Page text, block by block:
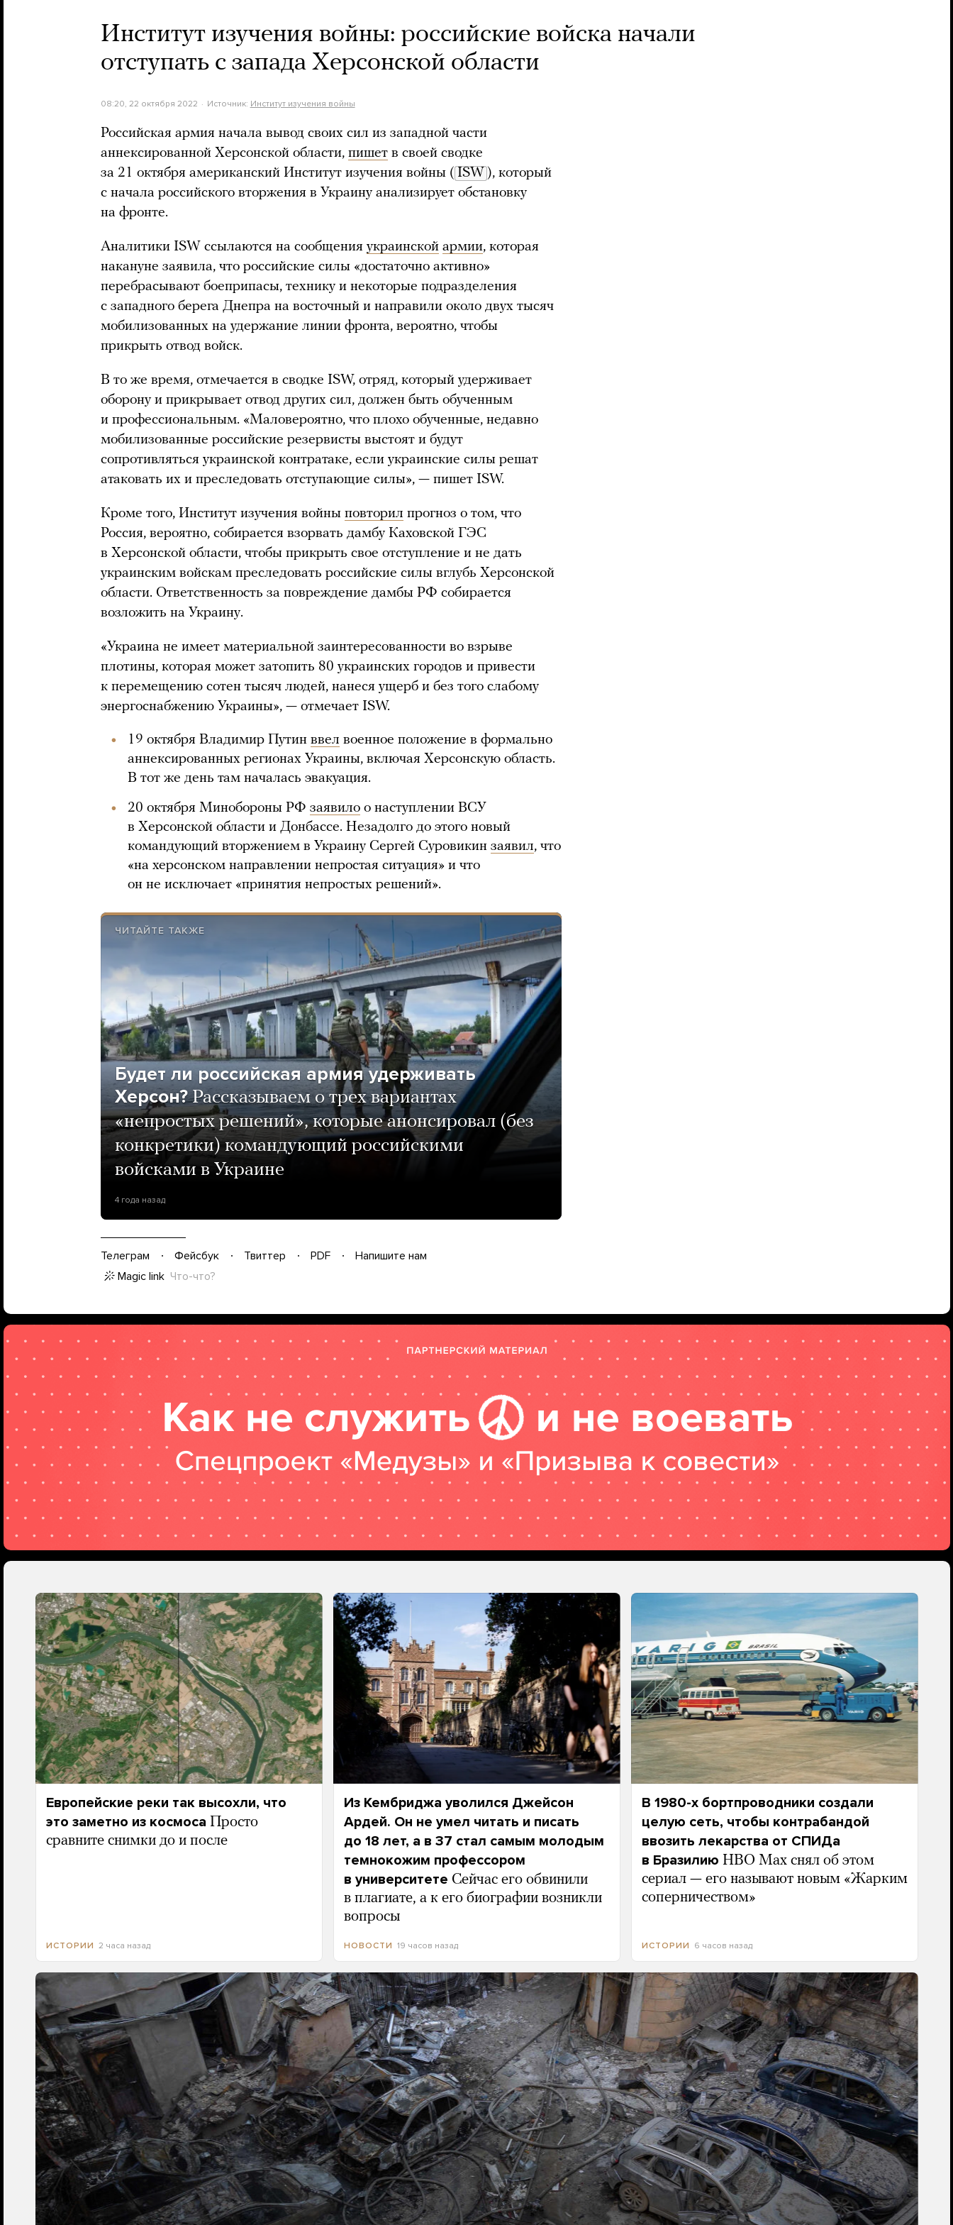
Институт изучения войны: российские войска начали
отступать с запада Херсонской области
08:20, 22 октября 2022 Источник: Институт изучения войны
Российская армия начала вывод своих сил из западной части
аннексированной Херсонской области, пишет в своей сводке
за 21 октября американский Институт изучения войны ( ISW ), который
с начала российского вторжения в Украину анализирует обстановку
на фронте.
Аналитики ISW ссылаются на сообщения украинской армии, которая
накануне заявила, что российские силы «достаточно активно»
перебрасывают боеприпасы, технику и некоторые подразделения
с западного берега Днепра на восточный и направили около двух тысяч
мобилизованных на удержание линии фронта, вероятно, чтобы
прикрыть отвод войск.
В то же время, отмечается в сводке ISW, отряд, который удерживает
оборону и прикрывает отвод других сил, должен быть обученным
и профессиональным. «Маловероятно, что плохо обученные, недавно
мобилизованные российские резервисты выстоят и будут
сопротивляться украинской контратаке, если украинские силы решат
атаковать их и преследовать отступающие силы», — пишет ISW.
Кроме того, Институт изучения войны повторил прогноз о том, что
Россия, вероятно, собирается взорвать дамбу Каховской ГЭС
в Херсонской области, чтобы прикрыть свое отступление и не дать
украинским войскам преследовать российские силы вглубь Херсонской
области. Ответственность за повреждение дамбы РФ собирается
возложить на Украину.
«Украина не имеет материальной заинтересованности во взрыве
плотины, которая может затопить 80 украинских городов и привести
к перемещению сотен тысяч людей, нанеся ущерб и без того слабому
энергоснабжению Украины», — отмечает ISW.
19 октября Владимир Путин ввел военное положение в формально
аннексированных регионах Украины, включая Херсонскую область.
В тот же день там началась эвакуация.
20 октября Минобороны РФ заявило о наступлении ВСУ
в Херсонской области и Донбассе. Незадолго до этого новый
командующий вторжением в Украину Сергей Суровикин заявил, что
«на херсонском направлении непростая ситуация» и что
он не исключает «принятия непростых решений».
ЧИТАЙТЕ ТАКЖЕ
Будет ли российская армия удерживать
Херсон? Рассказываем о трех вариантах
«непростых решений», которые анонсировал (без
конкретики) командующий российскими
войсками в Украине
4 года назад
Телеграм Фейсбук Твиттер PDF
Напишите нам
Magic link Что-что?
Европейские реки так высохли, что
это заметно из космоса Просто
сравните снимки до и после
ИСТОРИИ 2 часа назад
Из Кембриджа уволился Джейсон
Ардей. Он не умел читать и писать
до 18 лет, а в 37 стал самым молодым
темнокожим профессором
в университете Сейчас его обвинили
в плагиате, а к его биографии возникли
вопросы
НОВОСТИ 19 часов назад
В 1980-х бортпроводники создали
целую сеть, чтобы контрабандой
ввозить лекарства от СПИДа
в Бразилию HBO Max снял об этом
сериал — его называют новым «Жарким
соперничеством»
ИСТОРИИ 6 часов назад